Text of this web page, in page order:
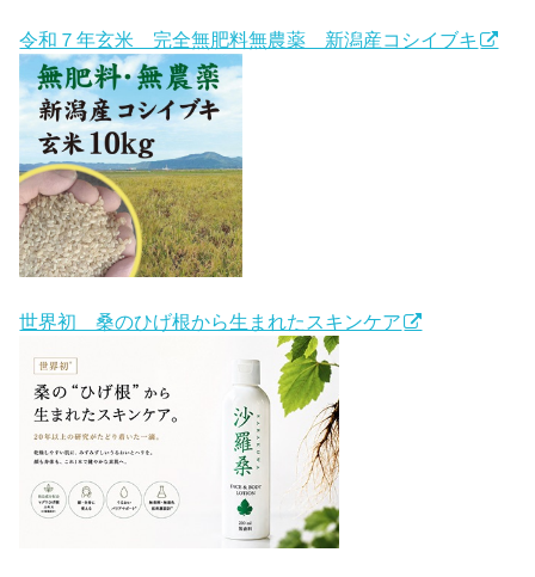
令和７年玄米 完全無肥料無農薬 新潟産コシイブキ
世界初 桑のひげ根から生まれたスキンケア